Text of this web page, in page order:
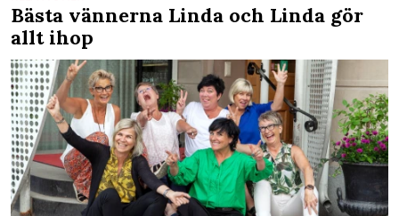
Bästa vännerna Linda och Linda gör
allt ihop